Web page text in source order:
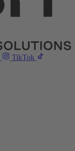
TikTok